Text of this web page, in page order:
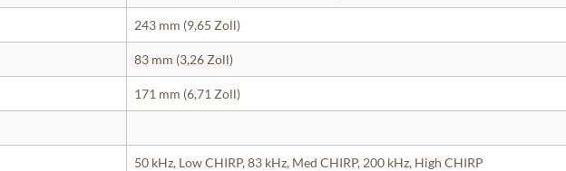
243 mm (9,65 Zoll)
83 mm (3,26 Zoll)
171 mm (6,71 Zoll)
50 kHz, Low CHIRP, 83 kHz, Med CHIRP, 200 kHz, High CHIRP